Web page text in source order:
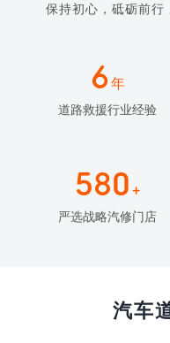
保持初心，砥砺前行
6年
道路救援行业经验
580 +
严选战略汽修门店
汽车